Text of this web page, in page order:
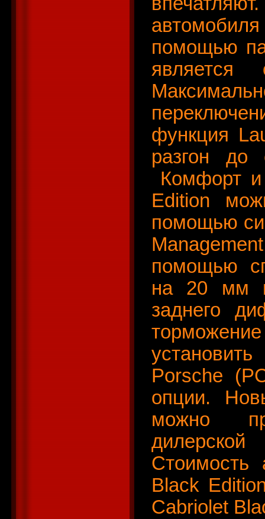
помощью
функция
разгон до
Комфорт и
Edition
помощью
помощью
на 20 мм
заднего
Porsche
опции.
можно
Стоимость
Black
Cabriolet